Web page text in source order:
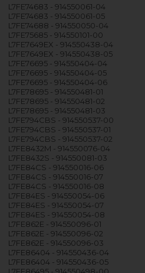
L7FE74683 - 914550061-04
L7FE74683 - 914550061-05
L7FE74688 - 914550050-04
L7FE75685 - 914550101-00
L7FE7649EX - 914550438-04
L7FE7649EX - 914550438-05
L7FE76695 - 914550404-04
L7FE76695 - 914550404-05
L7FE76695 - 914550404-06
L7FE78695 - 914550481-01
L7FE78695 - 914550481-02
L7FE78695 - 914550481-03
L7FE794CBS - 914550537-00
L7FE794CBS - 914550537-01
L7FE794CBS - 914550537-02
L7FE8432M - 914550076-04
L7FE8432S - 914550081-03
L7FE84CS - 914550016-06
L7FE84CS - 914550016-07
L7FE84CS - 914550016-08
L7FE84ES - 914550054-06
L7FE84ES - 914550054-07
L7FE84ES - 914550054-08
L7FE862E - 914550096-01
L7FE862E - 914550096-02
L7FE862E - 914550096-03
L7FE86404 - 914550436-04
L7FE86404 - 914550436-05